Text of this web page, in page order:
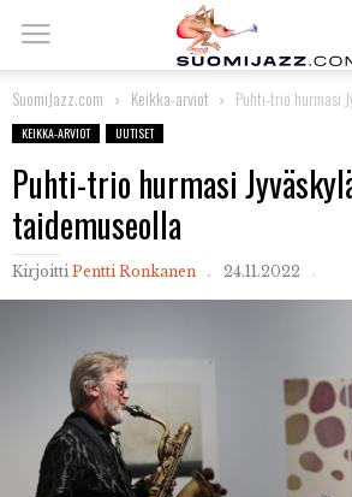
SuomiJazz.com Keikka-arviot Puhti-trio hurmasi
KEIKKA-ARVIOT UUTISET
Puhti-trio hurmasi
taidemuseolla
Kirjoitti Pentti Ronkanen 24.11.2022